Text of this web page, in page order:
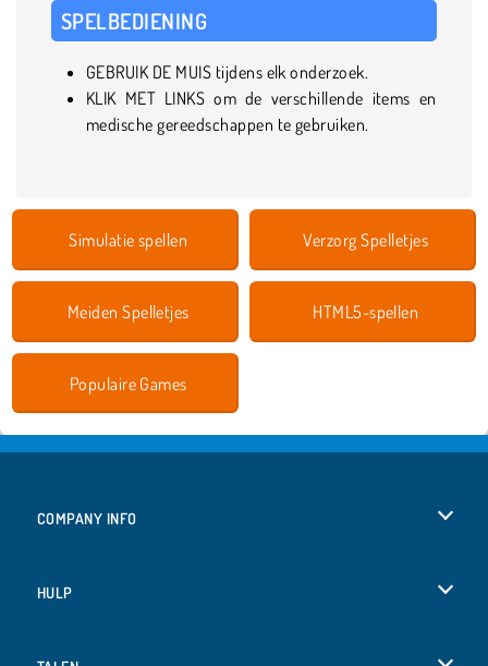
SPELBEDIENING
GEBRUIK DE MUIS tijdens elk onderzoek.
KLIK MET LINKS om de verschillende items en
medische gereedschappen te gebruiken.
Simulatie spellen Verzorg Spelletjes
Meiden Spelletjes HTML5-spellen
Populaire Games
COMPANY INFO
HULP